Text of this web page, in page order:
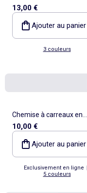
côtelé
13,00 €
Ajouter au panier
3 couleurs
Chemise à carreaux en
flanelle
10,00 €
Ajouter au panier
Exclusivement en ligne
5 couleurs